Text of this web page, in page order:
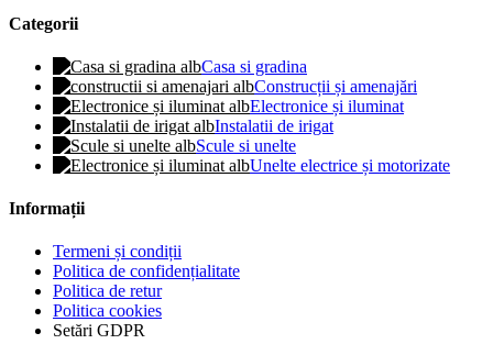
Categorii
Casa si gradina
Construcții și amenajări
Electronice și iluminat
Instalatii de irigat
Scule si unelte
Unelte electrice și motorizate
Informații
Termeni și condiții
Politica de confidențialitate
Politica de retur
Politica cookies
Setări GDPR